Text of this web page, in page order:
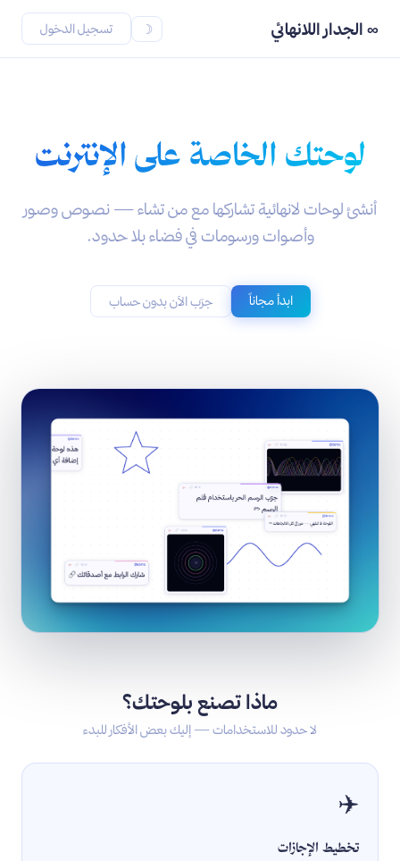
∞ الجدار اللانهائي ☽ تسجيل الدخول
لوحتك الخاصة على الإنترنت
أنشئ لوحات لانهائية تشاركها مع من تشاء — نصوص وصور
وأصوات ورسومات في فضاء بلا حدود.
ابدأ مجاناً جرّب الآن بدون حساب
ماذا تصنع بلوحتك؟
لا حدود للاستخدامات — إليك بعض الأفكار للبدء
✈️
تخطيط الإجازات